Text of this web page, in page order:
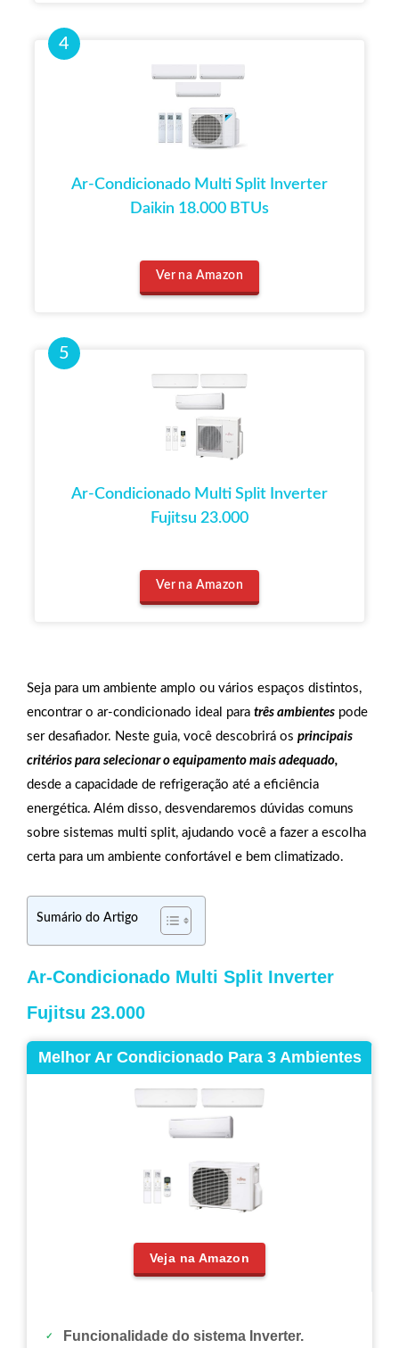
Ar-Condicionado Multi Split Inverter
Daikin 18.000 BTUs
Ver na Amazon
Ar-Condicionado Multi Split Inverter
Fujitsu 23.000
Ver na Amazon
Seja para um ambiente amplo ou vários espaços distintos,
encontrar o ar-condicionado ideal para três ambientes pode
ser desafiador. Neste guia, você descobrirá os principais
critérios para selecionar o equipamento mais adequado,
desde a capacidade de refrigeração até a eficiência
energética. Além disso, desvendaremos dúvidas comuns
sobre sistemas multi split, ajudando você a fazer a escolha
certa para um ambiente confortável e bem climatizado.
Sumário do Artigo
Ar-Condicionado Multi Split Inverter
Fujitsu 23.000
Melhor Ar Condicionado Para 3 Ambientes
Veja na Amazon
Funcionalidade do sistema Inverter.